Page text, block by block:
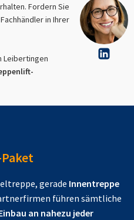
Fordern Sie
in Ihrer
Leibertingen
gerade Innentreppe
führen sämtliche
an nahezu jeder